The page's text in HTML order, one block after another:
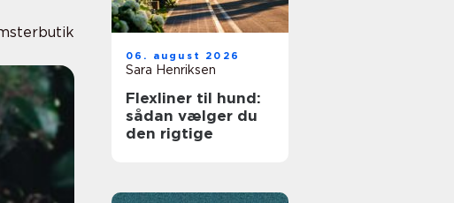
06. august 2026
Sara Henriksen
Flexliner til hund:
sådan vælger du
den rigtige